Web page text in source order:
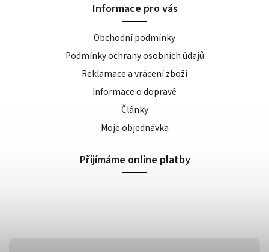
Informace pro vás
Obchodní podmínky
Podmínky ochrany osobních údajů
Reklamace a vrácení zboží
Informace o dopravě
Články
Moje objednávka
Přijímáme online platby